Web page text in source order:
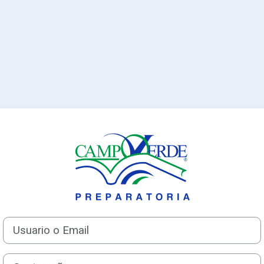
Ingresar a Prepa
Usuario o Email
Contraseña